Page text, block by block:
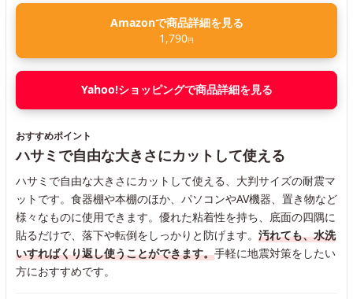
Amazonで商品詳細を見る
1,790円
Yahoo!ショッピングで商品詳細を見る
おすすめポイント
ハサミで自由な大きさにカットして使える
ハサミで自由な大きさにカットして使える、大判サイズの耐震マ
ットです。食器棚や本棚のほか、パソコンやAV機器、置き物など
様々なものに使用できます。優れた粘着性を持ち、底面の四隅に
貼るだけで、落下や転倒をしっかりと防げます。 汚れても、水洗
いすればくり返し使うことができます。手軽に地震対策をしたい
方におすすめです。